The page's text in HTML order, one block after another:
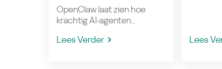
OpenClaw laat zien hoe
krachtig AI‑agenten...
Lees Verder
Lees